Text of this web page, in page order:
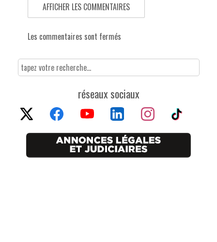
AFFICHER LES COMMENTAIRES
Les commentaires sont fermés
réseaux sociaux